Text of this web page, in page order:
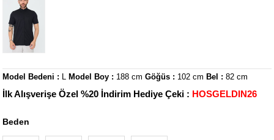
Model Bedeni : Model Boy : 188 cmGöğüs : 102 cm Bel : 82 cm
İlk Alışverişe Özel %20 İndirim Hediye Çeki : HOSGELDIN26
Beden